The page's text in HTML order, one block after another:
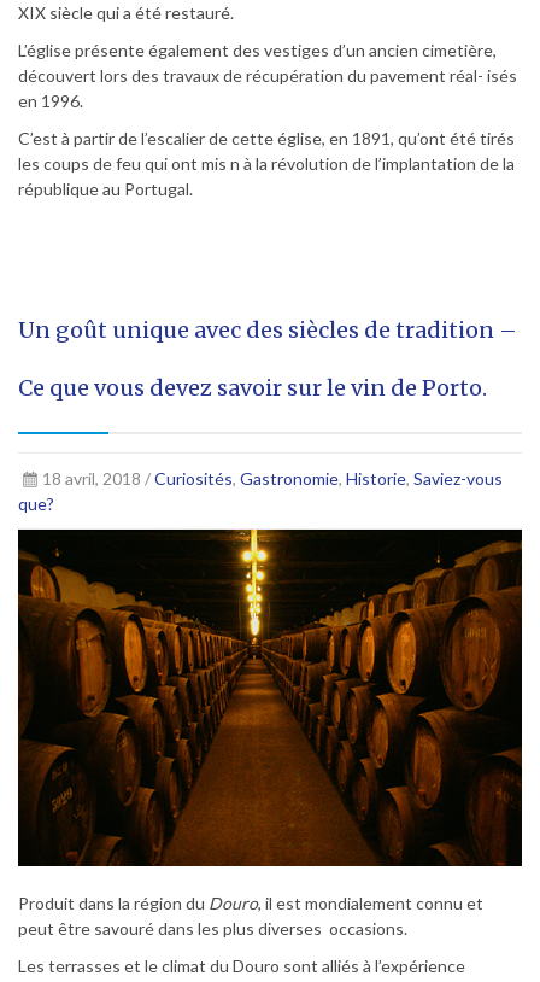
XIX siècle qui a été restauré.
L’église présente également des vestiges d’un ancien cimetière,
découvert lors des travaux de récupération du pavement réal- isés
en 1996.
C’est à partir de l’escalier de cette église, en 1891, qu’ont été tirés
les coups de feu qui ont mis n à la révolution de l’implantation de la
république au Portugal.
Un goût unique avec des siècles de tradition –
Ce que vous devez savoir sur le vin de Porto.
18 avril, 2018 /Curiosités, Gastronomie, Historie, Saviez-vous
que?
Produit dans la région du Douro, il est mondialement connu et
peut être savouré dans les plus diverses occasions.
Les terrasses et le climat du Douro sont alliés à l’expérience